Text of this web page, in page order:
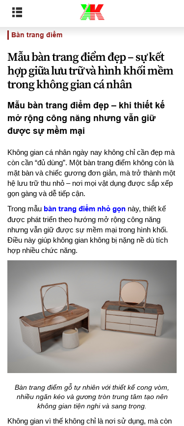
Bàn trang điểm
Mẫu bàn trang điểm đẹp – sự kết
hợp giữa lưu trữ và hình khối mềm
trong không gian cá nhân
Mẫu bàn trang điểm đẹp – khi thiết kế
mở rộng công năng nhưng vẫn giữ
được sự mềm mại
Không gian cá nhân ngày nay không chỉ cần đẹp mà
còn cần “đủ dùng”. Một bàn trang điểm không còn là
mặt bàn và chiếc gương đơn giản, mà trở thành một
hệ lưu trữ thu nhỏ – nơi mọi vật dụng được sắp xếp
gọn gàng và dễ tiếp cận.
Trong mẫu bàn trang điểm nhỏ gọn này, thiết kế
được phát triển theo hướng mở rộng công năng
nhưng vẫn giữ được sự mềm mại trong hình khối.
Điều này giúp không gian không bị nặng nề dù tích
hợp nhiều chức năng.
Bàn trang điểm gỗ tự nhiên với thiết kế cong vòm,
nhiều ngăn kéo và gương tròn trung tâm tạo nên
không gian tiện nghi và sang trọng.
Không gian vì thế không chỉ là nơi sử dụng, mà còn